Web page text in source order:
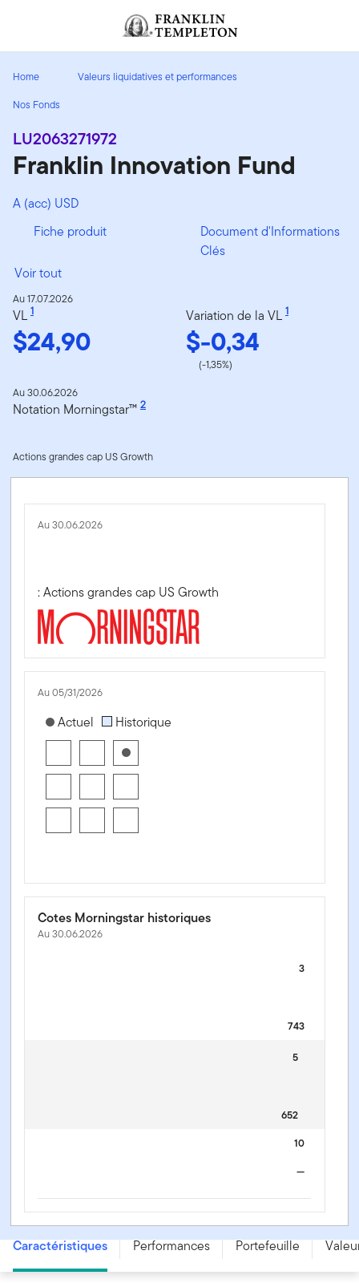
Header menu toggle
Home
Valeurs liquidatives et performances
Nos Fonds
LU2063271972
Franklin Innovation Fund
A (acc) USD
Fiche produit
Document d'Informations
Clés
Voir tout
Au 17.07.2026
VL 1
$24,90
Variation de la VL 1
$-0,34
(-1,35%)
Au 30.06.2026
Notation Morningstar™ 2
Actions grandes cap US Growth
Au 30.06.2026
: Actions grandes cap US Growth
Au 05/31/2026
[products.morningstar-stylebox-title-sr-equity]
Actuel Historique
Cotes Morningstar historiques
Au 30.06.2026
3
743
5
652
10
—
Franklin Innovation Fund - A (acc) USD - LU2063271972
Caractéristiques Performances Portefeuille